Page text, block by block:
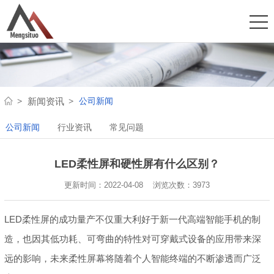
新闻资讯 公司新闻
公司新闻 行业资讯 常见问题
LED柔性屏和硬性屏有什么区别？
更新时间：2022-04-08 浏览次数： 3973
LED柔性屏的成功量产不仅重大利好于新一代高端智能手机的制
造，也因其低功耗、可弯曲的特性对可穿戴式设备的应用带来深
远的影响，未来柔性屏幕将随着个人智能终端的不断渗透而广泛